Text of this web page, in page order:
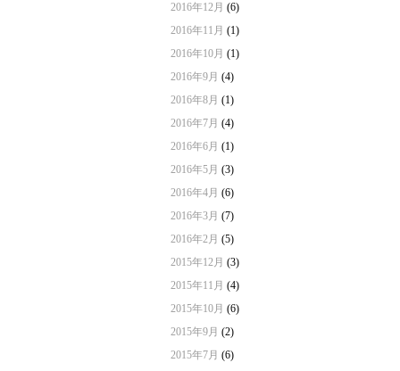
2016年12月 (6)
2016年11月 (1)
2016年10月 (1)
2016年9月 (4)
2016年8月 (1)
2016年7月 (4)
2016年6月 (1)
2016年5月 (3)
2016年4月 (6)
2016年3月 (7)
2016年2月 (5)
2015年12月 (3)
2015年11月 (4)
2015年10月 (6)
2015年9月 (2)
2015年7月 (6)